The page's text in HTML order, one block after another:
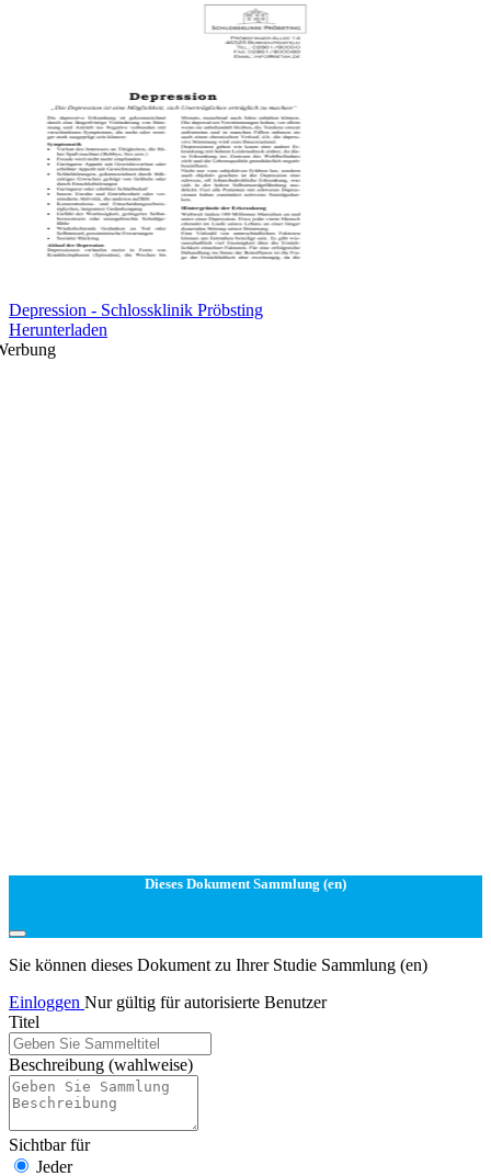
Depression - Schlossklinik Pröbsting
Herunterladen
Dieses Dokument Sammlung (en)
Sie können dieses Dokument zu Ihrer Studie Sammlung (en)
Einloggen Nur gültig für autorisierte Benutzer
Titel
Beschreibung (wahlweise)
Sichtbar für
Jeder